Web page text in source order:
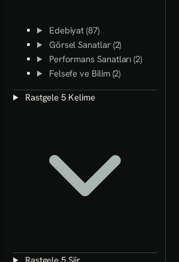
Edebiyat (87)
Görsel Sanatlar (2)
Performans Sanatları (2)
Felsefe ve Bilim (2)
Rastgele 5 Kelime